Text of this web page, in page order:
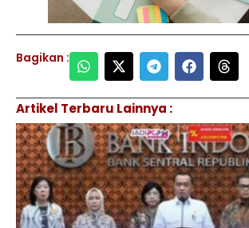
Bagikan :
Artikel Terbaru Lainnya :